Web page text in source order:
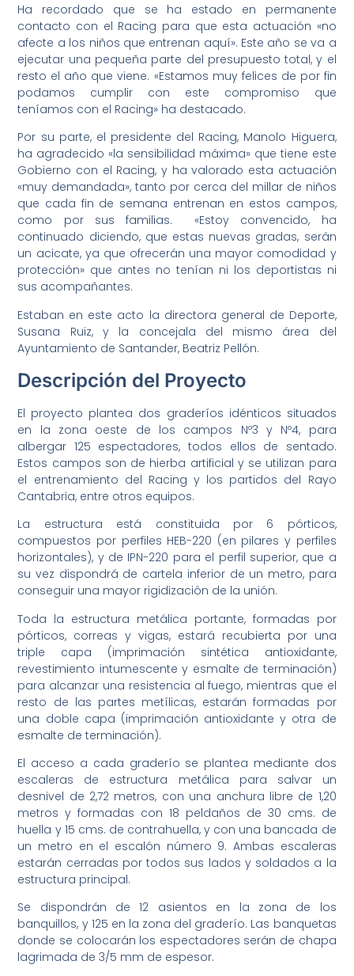
Ha recordado que se ha estado en permanente
contacto con el Racing para que esta actuación «no
afecte a los niños que entrenan aquí». Este año se va a
ejecutar una pequeña parte del presupuesto total, y el
resto el año que viene. «Estamos muy felices de por fin
podamos cumplir con este compromiso que
teníamos con el Racing» ha destacado.
Por su parte, el presidente del Racing, Manolo Higuera,
ha agradecido «la sensibilidad máxima» que tiene este
Gobierno con el Racing, y ha valorado esta actuación
«muy demandada», tanto por cerca del millar de niños
que cada fin de semana entrenan en estos campos,
como por sus familias. «Estoy convencido, ha
continuado diciendo, que estas nuevas gradas, serán
un acicate, ya que ofrecerán una mayor comodidad y
protección» que antes no tenían ni los deportistas ni
sus acompañantes.
Estaban en este acto la directora general de Deporte,
Susana Ruiz, y la concejala del mismo área del
Ayuntamiento de Santander, Beatriz Pellón.
Descripción del Proyecto
El proyecto plantea dos graderíos idénticos situados
en la zona oeste de los campos Nº3 y Nº4, para
albergar 125 espectadores, todos ellos de sentado.
Estos campos son de hierba artificial y se utilizan para
el entrenamiento del Racing y los partidos del Rayo
Cantabria, entre otros equipos.
La estructura está constituida por 6 pórticos,
compuestos por perfiles HEB-220 (en pilares y perfiles
horizontales), y de IPN-220 para el perfil superior, que a
su vez dispondrá de cartela inferior de un metro, para
conseguir una mayor rigidización de la unión.
Toda la estructura metálica portante, formadas por
pórticos, correas y vigas, estará recubierta por una
triple capa (imprimación sintética antioxidante,
revestimiento intumescente y esmalte de terminación)
para alcanzar una resistencia al fuego, mientras que el
resto de las partes metílicas, estarán formadas por
una doble capa (imprimación antioxidante y otra de
esmalte de terminación).
El acceso a cada graderío se plantea mediante dos
escaleras de estructura metálica para salvar un
desnivel de 2,72 metros, con una anchura libre de 1,20
metros y formadas con 18 peldaños de 30 cms. de
huella y 15 cms. de contrahuella, y con una bancada de
un metro en el escalón número 9. Ambas escaleras
estarán cerradas por todos sus lados y soldados a la
estructura principal.
Se dispondrán de 12 asientos en la zona de los
banquillos, y 125 en la zona del graderío. Las banquetas
donde se colocarán los espectadores serán de chapa
lagrimada de 3/5 mm de espesor.